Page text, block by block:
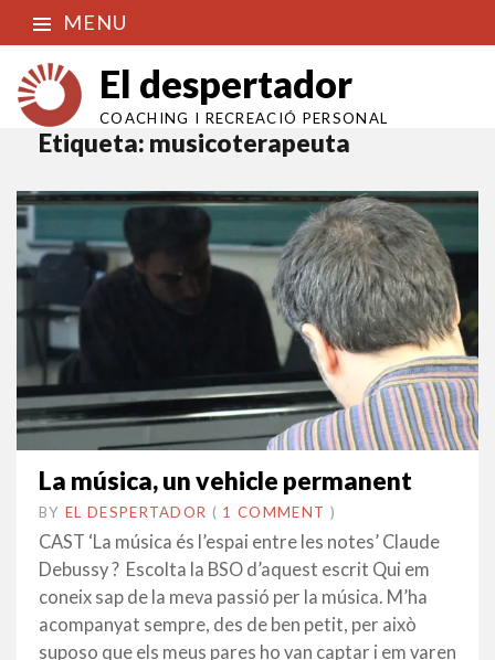
MENU
El despertador
COACHING I RECREACIÓ PERSONAL
Etiqueta: musicoterapeuta
La música, un vehicle permanent
BY EL DESPERTADOR ON
28
ABRIL
2017
•( 1 COMMENT )
CAST ‘La música és l’espai entre les notes’ Claude
Debussy ? Escolta la BSO d’aquest escrit Qui em
coneix sap de la meva passió per la música. M’ha
acompanyat sempre, des de ben petit, per això
suposo que els meus pares ho van captar i em varen